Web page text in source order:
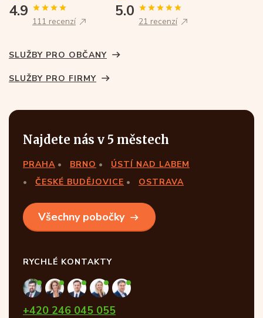
4.9
111 recenzí
5.0
21 recenzí
SLUŽBY PRO OBČANY
SLUŽBY PRO FIRMY
Najdete nás v 5 městech
PRAHA BRNO
ÚSTÍ NAD LABEM
ČESKÉ BUDĚJOVICE
OSTRAVA
Všechny pobočky
RYCHLÉ KONTAKTY
+420 246 045 055